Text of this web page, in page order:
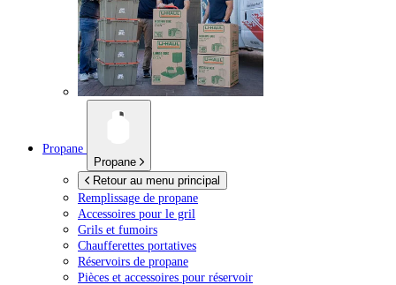
Propane
Propane
Retour au menu principal
Remplissage de propane
Accessoires pour le gril
Grils et fumoirs
Chaufferettes portatives
Réservoirs de propane
Pièces et accessoires pour réservoir